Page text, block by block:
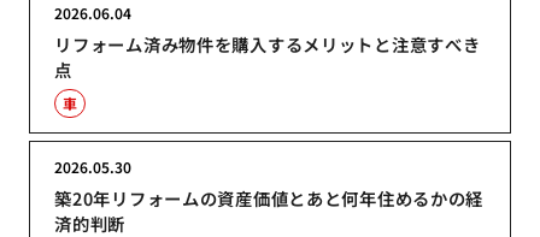
リフォーム済み物件を購入するメリットと注意すべき
点
2026.06.04
車
築20年リフォームの資産価値とあと何年住めるかの経
済的判断
2026.05.30